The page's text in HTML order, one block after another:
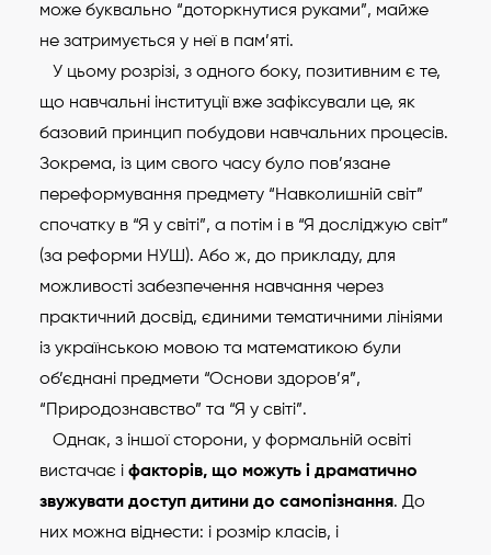
може буквально “доторкнутися руками”, майже
не затримується у неї в пам’яті.
У цьому розрізі, з одного боку, позитивним є те,
що навчальні інституції вже зафіксували це, як
базовий принцип побудови навчальних процесів.
Зокрема, із цим свого часу було пов’язане
переформування предмету “Навколишній світ”
спочатку в “Я у світі”, а потім і в “Я досліджую світ”
(за реформи НУШ). Або ж, до прикладу, для
можливості забезпечення навчання через
практичний досвід, єдиними тематичними лініями
із українською мовою та математикою були
об’єднані предмети “Основи здоров’я”,
“Природознавство” та “Я у світі”.
Однак, з іншої сторони, у формальній освіті
вистачає і факторів, що можуть і драматично
звужувати доступ дитини до самопізнання. До
них можна віднести: і розмір класів, і